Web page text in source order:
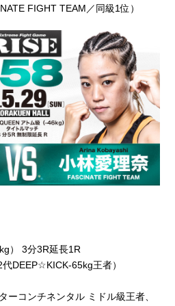
FIGHT TEAM／同級1位）
） 3分3R延長1R
DEEP☆KICK-65kg王者）
ーコンチネンタル ミドル級王者、